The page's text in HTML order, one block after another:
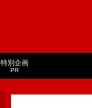
特別企画
PR